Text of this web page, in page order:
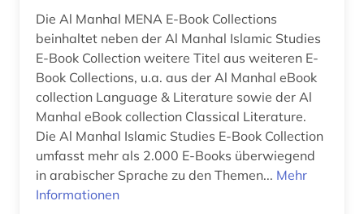
exegese (2)
extremismus (2)
fachinformationsdienst (1)
fachterminologie (1)
fachübergreifend (1)
Die Al Manhal MENA E-Book Collections
beinhaltet neben der Al Manhal Islamic Studies
E-Book Collection weitere Titel aus weiteren E-
Book Collections, u.a. aus der Al Manhal eBook
collection Language & Literature sowie der Al
Manhal eBook collection Classical Literature.
Die Al Manhal Islamic Studies E-Book Collection
umfasst mehr als 2.000 E-Books überwiegend
in arabischer Sprache zu den Themen... Mehr
Informationen